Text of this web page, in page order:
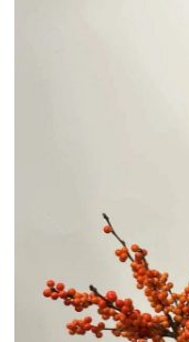
Культура цветов. Фото: Яндекс
WHY NOT?
Маяковская